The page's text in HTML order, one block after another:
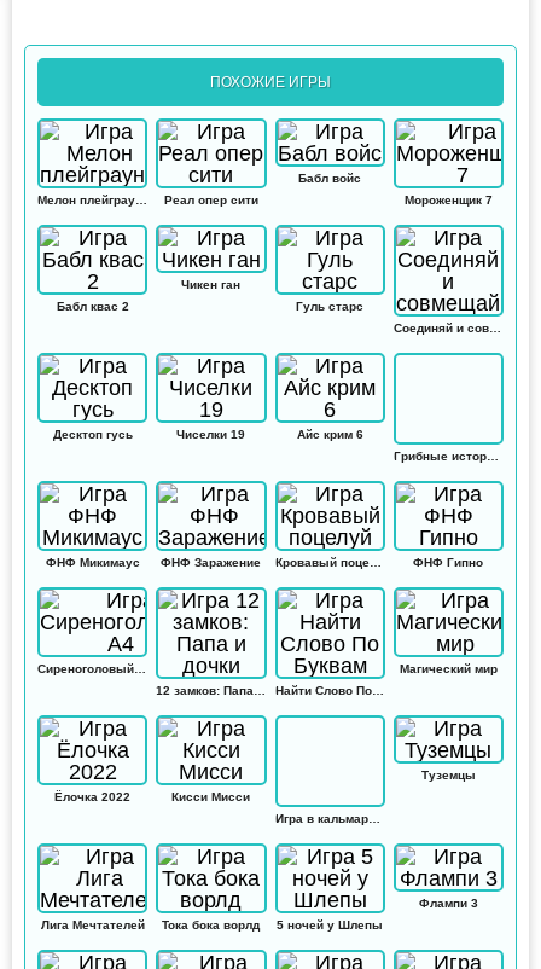
ПОХОЖИЕ ИГРЫ
Реал опер сити
Бабл войс
Мороженщик 7
Бабл квас 2
Чикен ган
Гуль старс
Соединяй и совмещай
Десктоп гусь Чиселки 19
Айс крим 6
Грибные истории: Кликер
ФНФ Микимаус ФНФ Заражение Кровавый поцелуй ФНФ Гипно
Найти Слово По Буквам
Магический мир
Ёлочка 2022
Кисси Мисси
Игра в кальмара: Амонг ас
Туземцы
Лига Мечтателей Тока бока ворлд 5 ночей у Шлепы
Флампи 3